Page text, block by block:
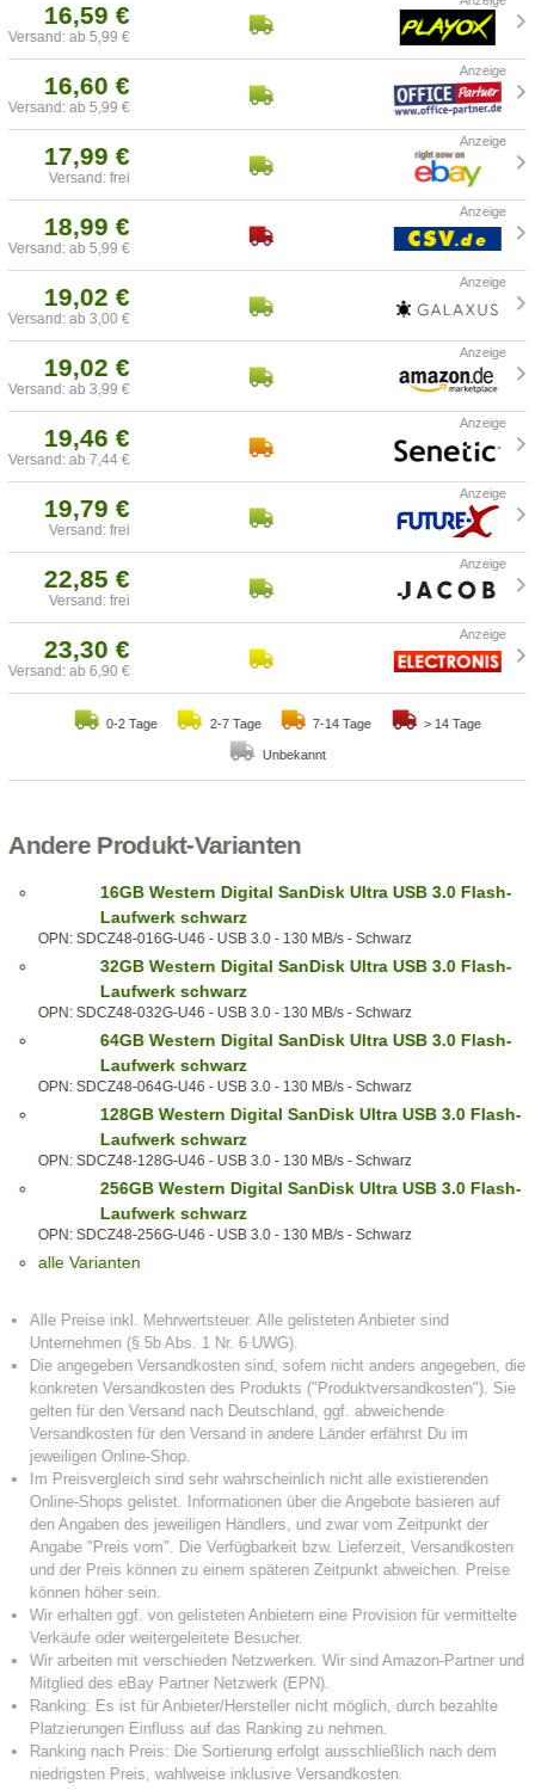
16,59 €
Versand: ab 5,99 €
16,60 €
Versand: ab 5,99 €
17,99 €
Versand: frei
18,99 €
Versand: ab 5,99 €
19,02 €
Versand: ab 3,00 €
19,02 €
Versand: ab 3,99 €
19,46 €
Versand: ab 7,44 €
19,79 €
Versand: frei
22,85 €
Versand: frei
23,30 €
Versand: ab 6,90 €
0-2 Tage 2-7 Tage 7-14 Tage > 14 Tage
Unbekannt
Andere Produkt-Varianten
16GB Western Digital SanDisk Ultra USB 3.0 Flash-
Laufwerk schwarz
OPN: SDCZ48-016G-U46 - USB 3.0 - 130 MB/s - Schwarz
32GB Western Digital SanDisk Ultra USB 3.0 Flash-
Laufwerk schwarz
OPN: SDCZ48-032G-U46 - USB 3.0 - 130 MB/s - Schwarz
64GB Western Digital SanDisk Ultra USB 3.0 Flash-
Laufwerk schwarz
OPN: SDCZ48-064G-U46 - USB 3.0 - 130 MB/s - Schwarz
128GB Western Digital SanDisk Ultra USB 3.0 Flash-
Laufwerk schwarz
OPN: SDCZ48-128G-U46 - USB 3.0 - 130 MB/s - Schwarz
256GB Western Digital SanDisk Ultra USB 3.0 Flash-
Laufwerk schwarz
OPN: SDCZ48-256G-U46 - USB 3.0 - 130 MB/s - Schwarz
alle Varianten